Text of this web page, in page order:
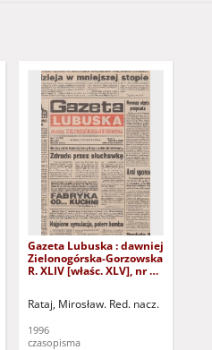
Gazeta Lubuska : dawniej
Zielonogórska-Gorzowska
R. XLIV [właśc. XLV], nr 52
Rataj, Mirosław. Red. nacz.
1996
czasopisma